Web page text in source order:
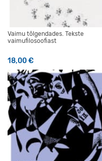
Vaimu tõlgendades. Tekste
vaimufilosoofiast
18,00€